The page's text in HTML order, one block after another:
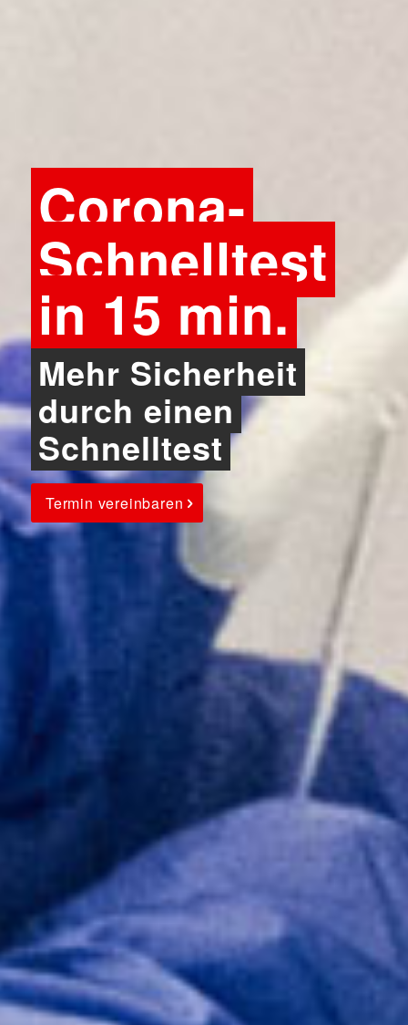
Corona-
Schnelltest
in 15 min.
Mehr Sicherheit
durch einen
Schnelltest
Termin vereinbaren